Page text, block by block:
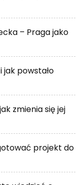
– Praga jako
powstało
zmienia się jej
projekt do